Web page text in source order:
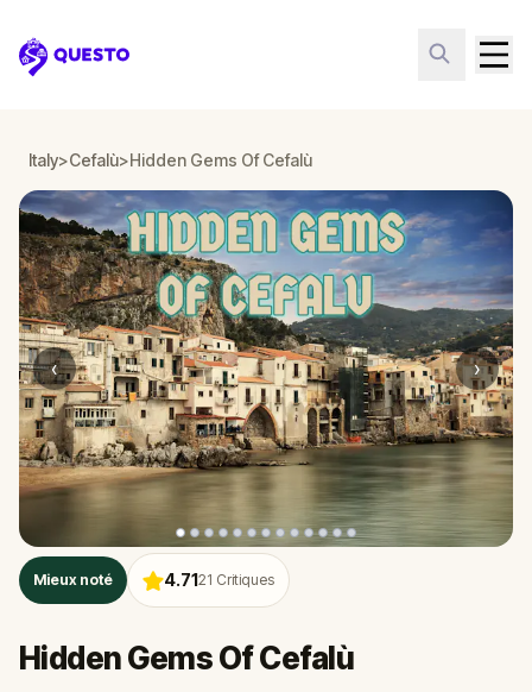
Questo
Italy>Cefalù>Hidden Gems Of Cefalù
‹ ›
Mieux noté 4.7121 Critiques
Hidden Gems Of Cefalù